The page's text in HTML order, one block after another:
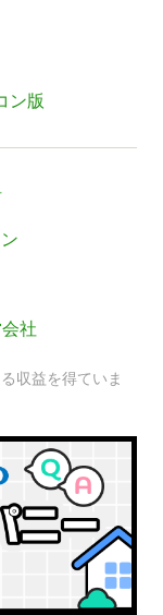
ン版
社
収益を得ていま